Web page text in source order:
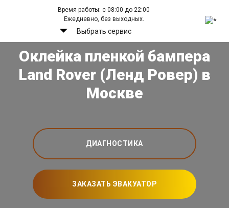
Время работы: с 08:00 до 22:00
Ежедневно, без выходных.
Выбрать сервис
Оклейка пленкой бампера
Land Rover (Ленд Ровер) в
Москве
ДИАГНОСТИКА
ЗАКАЗАТЬ ЭВАКУАТОР